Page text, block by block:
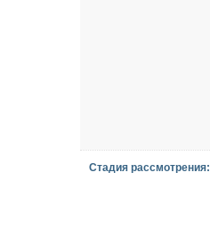
Стадия рассмотрения: